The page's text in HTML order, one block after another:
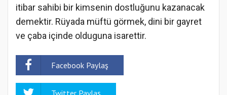
itibar sahibi bir kimsenin dostluğunu kazanacak
demektir. Rüyada müftü görmek, dini bir gayret
ve çaba içinde olduguna isarettir.
Facebook Paylaş
Twitter Paylaş